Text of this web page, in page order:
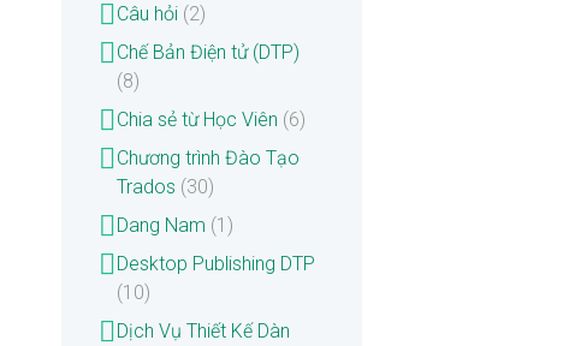
Câu hỏi (2)
Chế Bản Điện tử (DTP)
(8)
Chia sẻ từ Học Viên (6)
Chương trình Đào Tạo
Trados (30)
Dang Nam (1)
Desktop Publishing DTP
(10)
Dịch Vụ Thiết Kế Dàn